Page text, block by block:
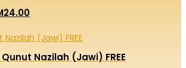
24.00Current
is:
RM24.00.
Nazilah (Jawi) FREE